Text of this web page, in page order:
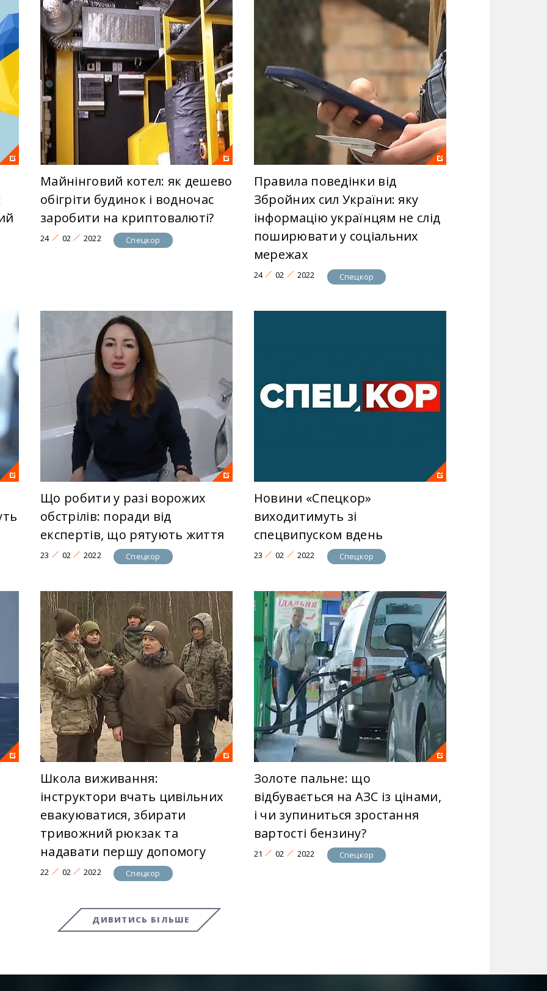
Майнінговий котел: як дешево
обігріти будинок і водночас
заробити на криптовалюті?
24 02 2022 Спецкор
Правила поведінки від
Збройних сил України: яку
інформацію українцям не слід
поширювати у соціальних
мережах
24 02 2022 Спецкор
Що робити у разі ворожих
обстрілів: поради від
експертів, що рятують життя
23 02 2022 Спецкор
Новини «Спецкор»
виходитимуть зі
спецвипуском вдень
23 02 2022 Спецкор
Школа виживання:
інструктори вчать цивільних
евакуюватися, збирати
тривожний рюкзак та
надавати першу допомогу
22 02 2022 Спецкор
Золоте пальне: що
відбувається на АЗС із цінами,
і чи зупиниться зростання
вартості бензину?
21 02 2022 Спецкор
ДИВИТИСЬ БІЛЬШЕ